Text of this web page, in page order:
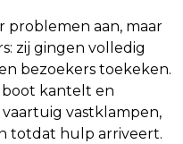
problemen aan, maar
zij gingen volledig
bezoekers toekeken.
boot kantelt en
vastklampen,
totdat hulp arriveert.